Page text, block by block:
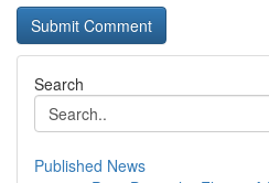
Search
Published News